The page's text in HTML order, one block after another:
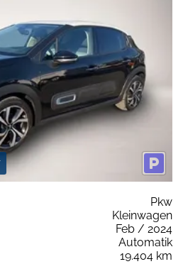
Pkw
Kleinwagen
Feb / 2024
Automatik
19.404 km